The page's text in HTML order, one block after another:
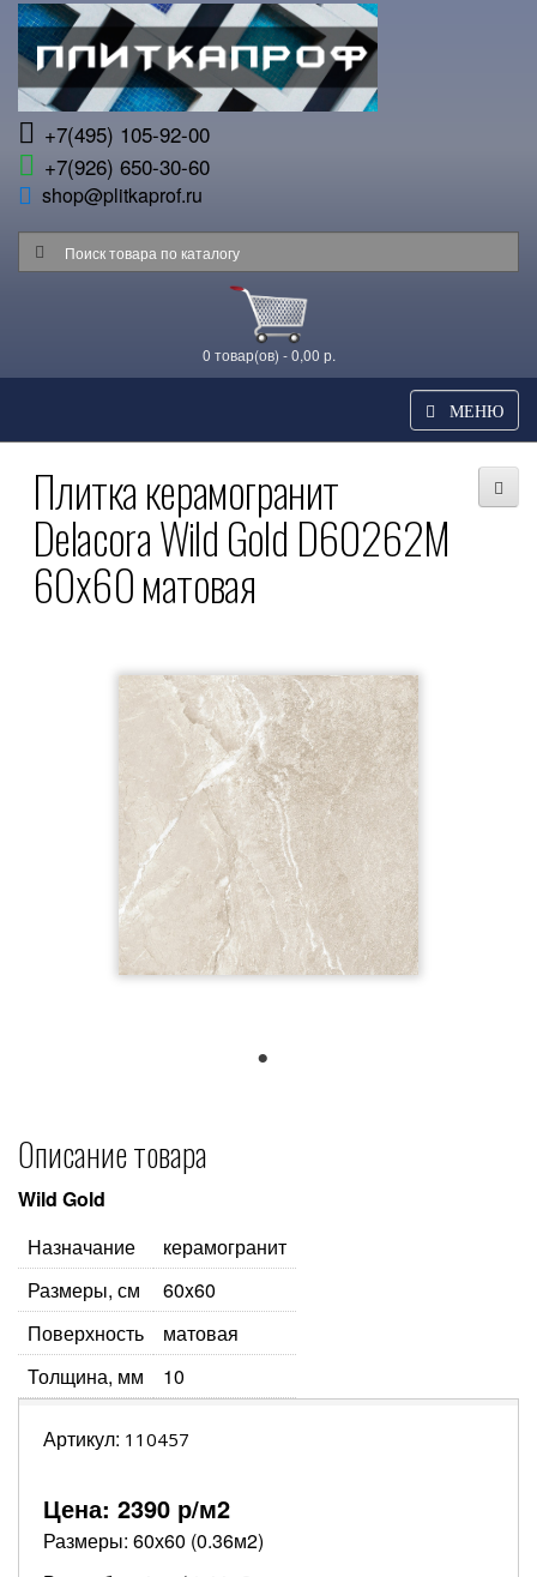
+7(495) 105-92-00
+7(926) 650-30-60
shop@plitkaprof.ru
0 товар(ов) - 0,00 р.
МЕНЮ
Плитка керамогранит
Delacora Wild Gold D60262M
60x60 матовая
Описание товара
Wild Gold
Назначание
керамогранит
Размеры, см
60x60
Поверхность
матовая
Толщина, мм
10
Артикул: 110457
Цена: 2390 р/м2
Размеры: 60х60 (0.36м2)